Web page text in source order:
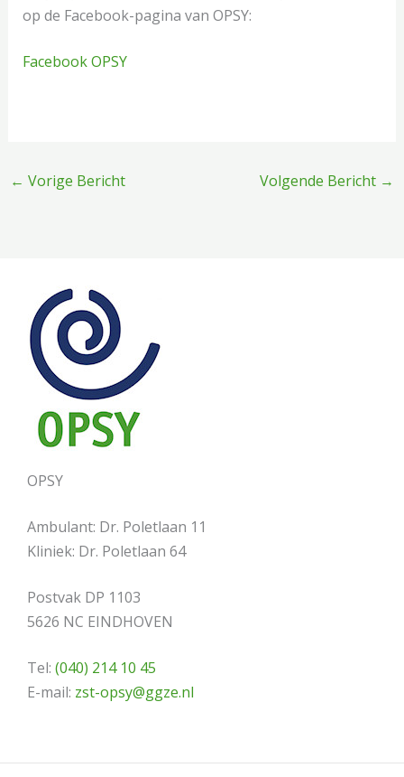
op de Facebook-pagina van OPSY:
Facebook OPSY
← Vorige Bericht Volgende Bericht →
OPSY
Ambulant: Dr. Poletlaan 11
Kliniek: Dr. Poletlaan 64
Postvak DP 1103
5626 NC EINDHOVEN
Tel: (040) 214 10 45
E-mail: zst-opsy@ggze.nl